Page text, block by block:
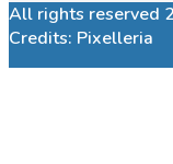
All rights reserved
Credits: Pixelleria